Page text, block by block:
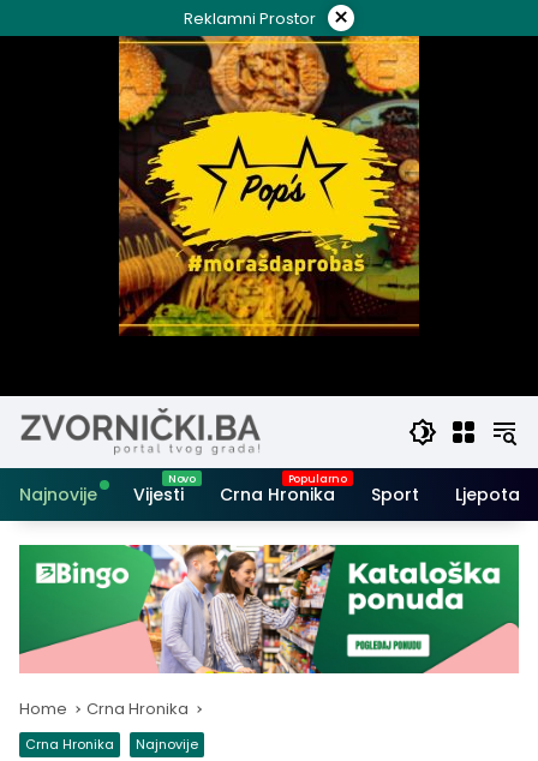
to
Reklamni Prostor ×
Najnovije Vijesti Crna Hronika Sport Ljepota i
Home Crna Hronika
Crna Hronika Najnovije